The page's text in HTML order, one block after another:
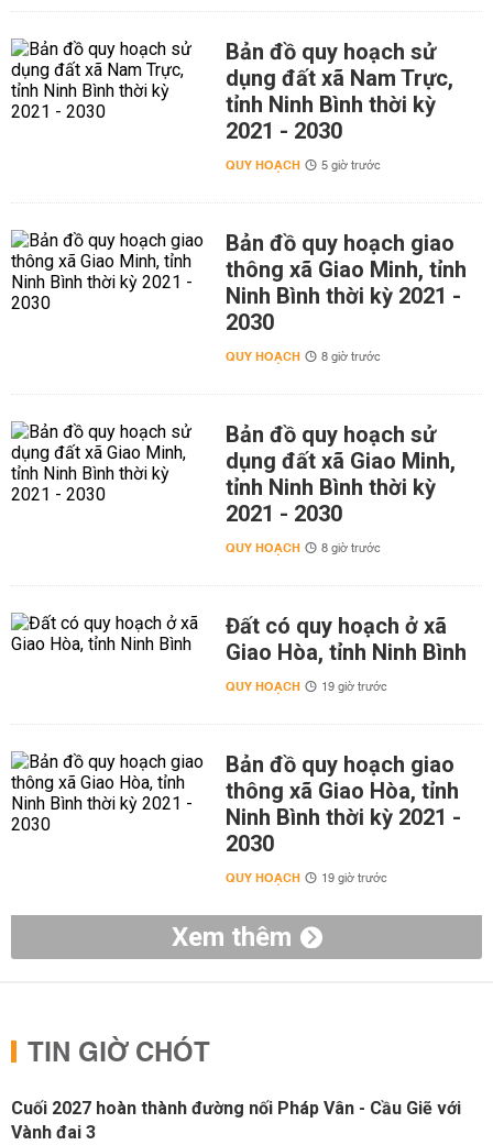
Bản đồ quy hoạch sử
dụng đất xã Nam Trực,
tỉnh Ninh Bình thời kỳ
2021 - 2030
QUY HOẠCH 5 giờ trước
Bản đồ quy hoạch giao
thông xã Giao Minh, tỉnh
Ninh Bình thời kỳ 2021 -
2030
QUY HOẠCH 8 giờ trước
Bản đồ quy hoạch sử
dụng đất xã Giao Minh,
tỉnh Ninh Bình thời kỳ
2021 - 2030
QUY HOẠCH 8 giờ trước
Đất có quy hoạch ở xã
Giao Hòa, tỉnh Ninh Bình
QUY HOẠCH 19 giờ trước
Bản đồ quy hoạch giao
thông xã Giao Hòa, tỉnh
Ninh Bình thời kỳ 2021 -
2030
QUY HOẠCH 19 giờ trước
Xem thêm
TIN GIỜ CHÓT
Cuối 2027 hoàn thành đường nối Pháp Vân - Cầu Giẽ với
Vành đai 3